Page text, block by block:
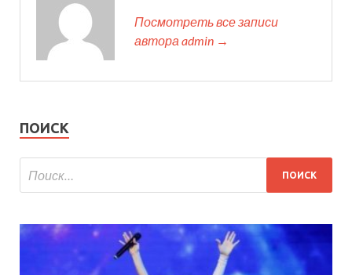
Посмотреть все записи
автора admin →
ПОИСК